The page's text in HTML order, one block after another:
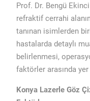
Prof. Dr. Bengü
refraktif cerrahi
tanınan isimlerden
hastalarda detaylı
belirlenmesi,
faktörler arasında yer
Konya Lazerle Göz